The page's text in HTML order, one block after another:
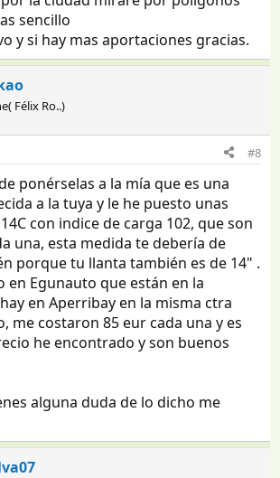
sencillo
y si hay mas aportaciones gracias.
Félix Ro..)
#8
ponérselas a la mía que es una
a la tuya y le he puesto unas
con indice de carga 102, que son
una, esta medida te debería de
porque tu llanta también es de 14" .
en Egunauto que están en la
en Aperribay en la misma ctra
me costaron 85 eur cada una y es
he encontrado y son buenos
alguna duda de lo dicho me